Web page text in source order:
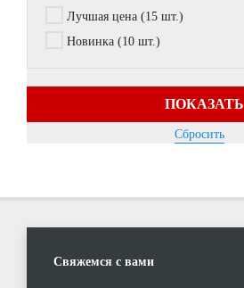
Лучшая цена (15 шт.)
Новинка (10 шт.)
ПОКАЗАТЬ
Сбросить
Свяжемся с вами